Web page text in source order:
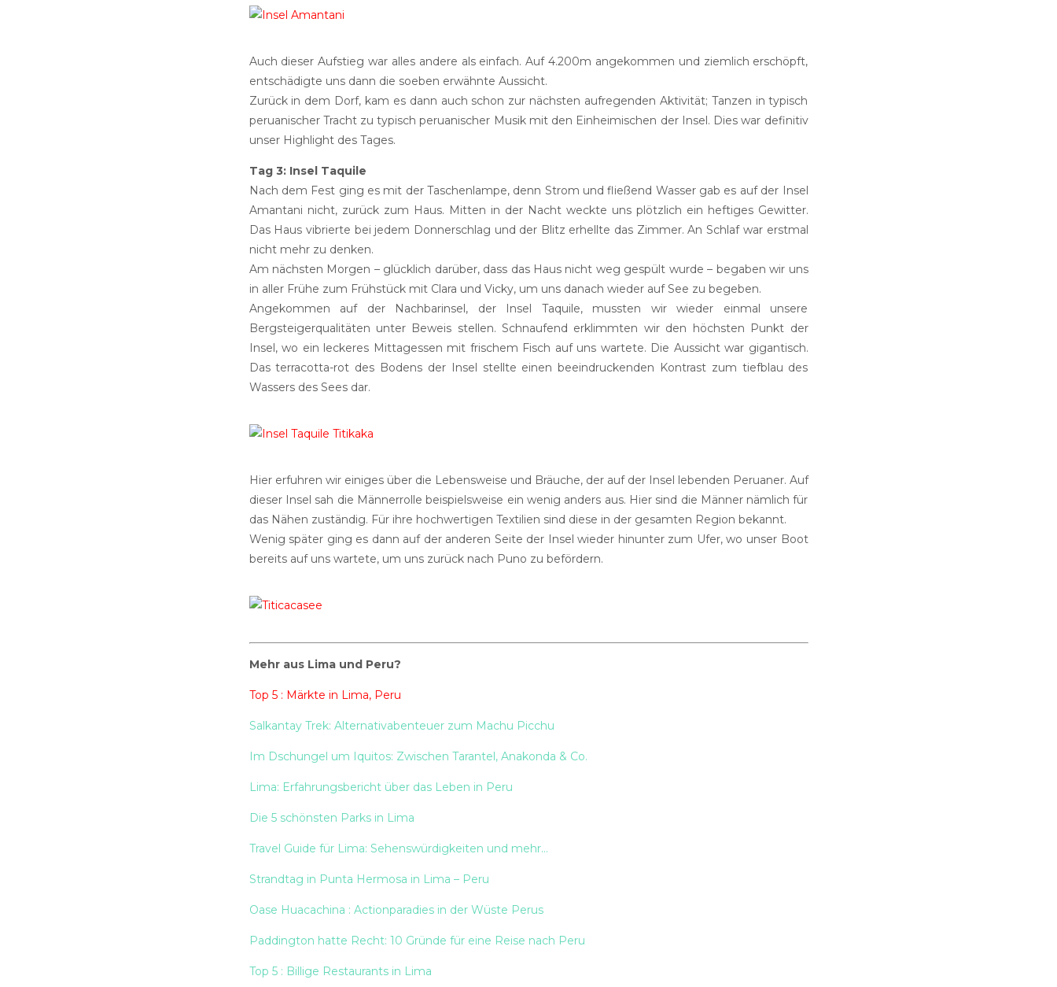
Auch dieser Aufstieg war alles andere als einfach. Auf 4.200m angekommen und ziemlich erschöpft,
entschädigte uns dann die soeben erwähnte Aussicht.
Zurück in dem Dorf, kam es dann auch schon zur nächsten aufregenden Aktivität; Tanzen in typisch
peruanischer Tracht zu typisch peruanischer Musik mit den Einheimischen der Insel. Dies war definitiv
unser Highlight des Tages.
Tag 3: Insel Taquile
Nach dem Fest ging es mit der Taschenlampe, denn Strom und fließend Wasser gab es auf der Insel
Amantani nicht, zurück zum Haus. Mitten in der Nacht weckte uns plötzlich ein heftiges Gewitter.
Das Haus vibrierte bei jedem Donnerschlag und der Blitz erhellte das Zimmer. An Schlaf war erstmal
nicht mehr zu denken.
Am nächsten Morgen – glücklich darüber, dass das Haus nicht weg gespült wurde – begaben wir uns
in aller Frühe zum Frühstück mit Clara und Vicky, um uns danach wieder auf See zu begeben.
Angekommen auf der Nachbarinsel, der Insel Taquile, mussten wir wieder einmal unsere
Bergsteigerqualitäten unter Beweis stellen. Schnaufend erklimmten wir den höchsten Punkt der
Insel, wo ein leckeres Mittagessen mit frischem Fisch auf uns wartete. Die Aussicht war gigantisch.
Das terracotta-rot des Bodens der Insel stellte einen beeindruckenden Kontrast zum tiefblau des
Wassers des Sees dar.
Hier erfuhren wir einiges über die Lebensweise und Bräuche, der auf der Insel lebenden Peruaner. Auf
dieser Insel sah die Männerrolle beispielsweise ein wenig anders aus. Hier sind die Männer nämlich für
das Nähen zuständig. Für ihre hochwertigen Textilien sind diese in der gesamten Region bekannt.
Wenig später ging es dann auf der anderen Seite der Insel wieder hinunter zum Ufer, wo unser Boot
bereits auf uns wartete, um uns zurück nach Puno zu befördern.
Mehr aus Lima und Peru?
Top 5 : Märkte in Lima, Peru
Salkantay Trek: Alternativabenteuer zum Machu Picchu
Im Dschungel um Iquitos: Zwischen Tarantel, Anakonda & Co.
Lima: Erfahrungsbericht über das Leben in Peru
Die 5 schönsten Parks in Lima
Travel Guide für Lima: Sehenswürdigkeiten und mehr…
Strandtag in Punta Hermosa in Lima – Peru
Oase Huacachina : Actionparadies in der Wüste Perus
Paddington hatte Recht: 10 Gründe für eine Reise nach Peru
Top 5 : Billige Restaurants in Lima